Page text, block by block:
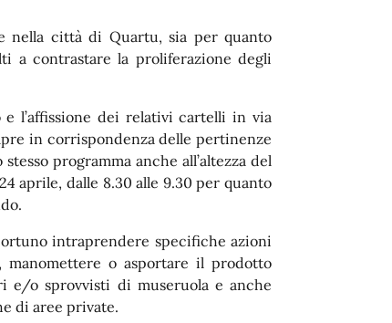
nella città di Quartu, sia per quanto
a contrastare la proliferazione degli
l’affissione dei relativi cartelli in via
in corrispondenza delle pertinenze
programma anche all’altezza del
aprile, dalle 8.30 alle 9.30 per quanto
intraprendere specifiche azioni
o asportare il prodotto
e/o sprovvisti di museruola e anche
di aree private.